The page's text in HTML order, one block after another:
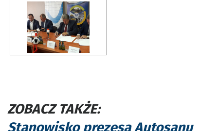
ZOBACZ TAKŻE:
Stanowisko prezesa Autosanu